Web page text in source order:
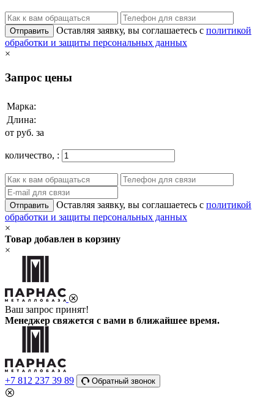
Отправить Оставляя заявку, вы соглашаетесь с политикой
обработки и защиты персональных данных
×
Запрос цены
Марка:
Длина:
от руб. за
количество, :
Отправить Оставляя заявку, вы соглашаетесь с политикой
обработки и защиты персональных данных
×
Товар добавлен в корзину
×
Ваш запрос принят!
Менеджер свяжется с вами в ближайшее время.
+7 812 237 39 89 Обратный звонок